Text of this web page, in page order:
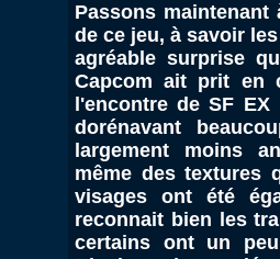
Passons
de ce jeu, à savoir
agréable surprise
Capcom ait prit en
l'encontre de SF
dorénavant
largement moins
même des textures
visages ont été
reconnait bien les
certains ont un